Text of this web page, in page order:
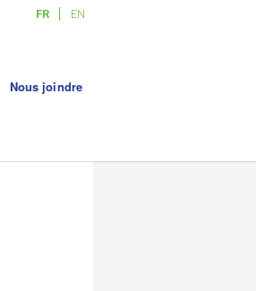
FR EN
Nous joindre